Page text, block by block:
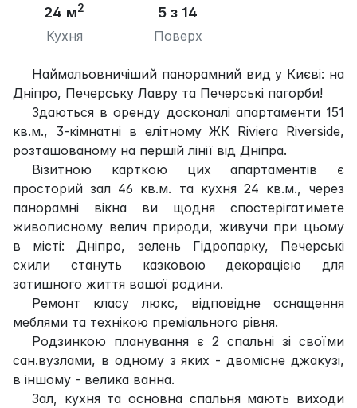
24 м2
Кухня
5 з 14
Поверх
Наймальовничіший панорамний вид у Києві: на
Дніпро, Печерську Лавру та Печерські пагорби!
Здаються в оренду досконалі апартаменти 151
кв.м., 3-кімнатні в елітному ЖК Riviera Riverside,
розташованому на першій лінії від Дніпра.
Візитною карткою цих апартаментів є
просторий зал 46 кв.м. та кухня 24 кв.м., через
панорамні вікна ви щодня спостерігатимете
живописному велич природи, живучи при цьому
в місті: Дніпро, зелень Гідропарку, Печерські
схили стануть казковою декорацією для
затишного життя вашої родини.
Ремонт класу люкс, відповідне оснащення
меблями та технікою преміального рівня.
Родзинкою планування є 2 спальні зі своїми
сан.вузлами, в одному з яких - двомісне джакузі,
в іншому - велика ванна.
Зал, кухня та основна спальня мають виходи